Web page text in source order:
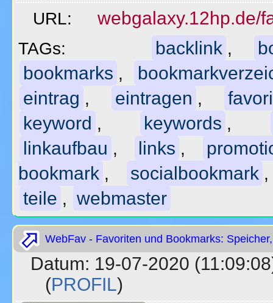
URL: webgalaxy.12hp.de/
TAGs: backlink ,
bookmarks ,
eintrag , eintragen ,
keyword , keywords ,
linkaufbau , links ,
bookmark , socialbookmark
teile , webmaster
WebFav - Favoriten und Bookmarks:
Datum: 19-07-2020
(PROFIL)